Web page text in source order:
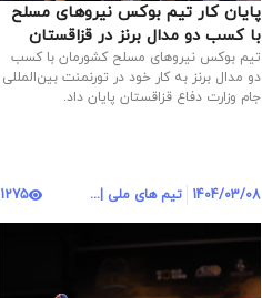
پایان کار تیم بوکس نیروهای مسلح
با کسب دو مدال برنز در قزاقستان
تیم بوکس نیروهای مسلح کشورمان با کسب
دو مدال برنز به کار خود در تورنمنت بین‌المللی
جام وزارت دفاع قزاقستان پایان داد.
1404/03/08 تیم های ملی | روابط عمومی 1275